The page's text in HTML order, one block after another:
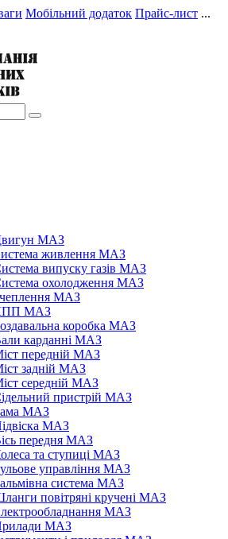
Мобільний додаток Прайс-лист ...
МАЗ
живлення МАЗ
випуску газів МАЗ
охолодження МАЗ
МАЗ
МАЗ
коробка МАЗ
карданні МАЗ
передній МАЗ
задній МАЗ
середній МАЗ
пристрій МАЗ
МАЗ
МАЗ
передня МАЗ
та ступиці МАЗ
управління МАЗ
система МАЗ
повітряні кручені МАЗ
МАЗ
МАЗ